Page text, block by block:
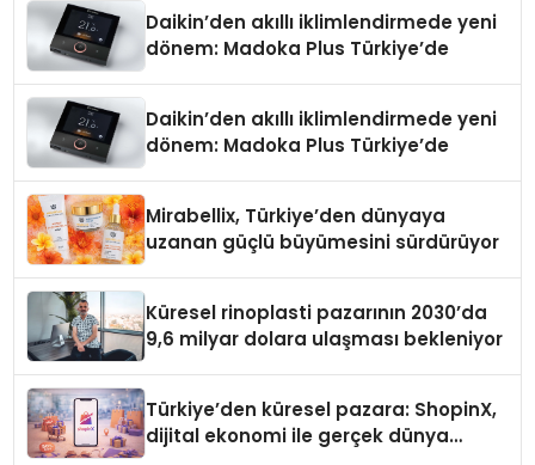
Daikin’den akıllı iklimlendirmede yeni
dönem: Madoka Plus Türkiye’de
Daikin’den akıllı iklimlendirmede yeni
dönem: Madoka Plus Türkiye’de
Mirabellix, Türkiye’den dünyaya
uzanan güçlü büyümesini sürdürüyor
Küresel rinoplasti pazarının 2030’da
9,6 milyar dolara ulaşması bekleniyor
Türkiye’den küresel pazara: ShopinX,
dijital ekonomi ile gerçek dünya